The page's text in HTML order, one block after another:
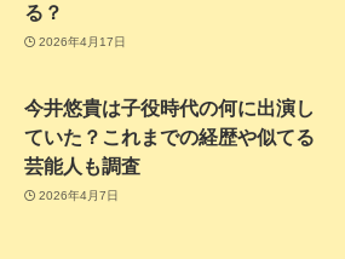
る？
2026年4月17日
今井悠貴は子役時代の何に出演し
ていた？これまでの経歴や似てる
芸能人も調査
2026年4月7日